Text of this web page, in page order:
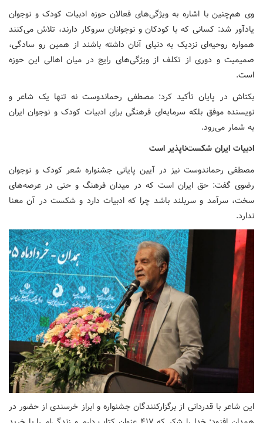
وی هم‌چنین با اشاره به ویژگی‌های فعالان حوزه ادبیات کودک و نوجوان
یادآور شد: کسانی که با کودکان و نوجوانان سروکار دارند، تلاش می‌کنند
همواره روحیه‌ای نزدیک به دنیای آنان داشته باشند از همین رو سادگی،
صمیمیت و دوری از تکلف از ویژگی‌های رایج در میان اهالی این حوزه
است.
بکتاش در پایان تأکید کرد: مصطفی رحماندوست نه تنها یک شاعر و
نویسنده موفق بلکه سرمایه‌ای فرهنگی برای ادبیات کودک و نوجوان ایران
به شمار می‌رود.
ادبیات ایران شکست‌ناپذیر است
مصطفی رحماندوست نیز در آیین پایانی جشنواره شعر کودک و نوجوان
رضوی گفت: حق ایران است که در میدان فرهنگ و حتی در عرصه‌های
سخت، سرآمد و سربلند باشد چرا که ادبیات دارد و شکست در آن معنا
ندارد.
این شاعر با قدردانی از برگزارکنندگان جشنواره و ابراز خرسندی از حضور در